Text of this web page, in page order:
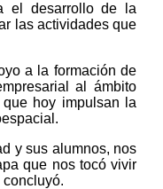
el desarrollo de la
las actividades que
a la formación de
al ámbito
hoy impulsan la
y sus alumnos, nos
que nos tocó vivir